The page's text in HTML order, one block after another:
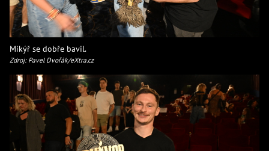
Mikýř se dobře bavil.
Zdroj: Pavel Dvořák/eXtra.cz